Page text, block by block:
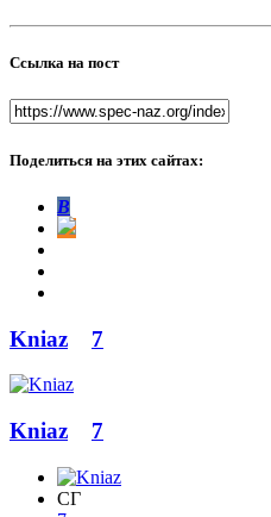
Ссылка на пост
Поделиться на этих сайтах:
В
Kniaz 7
Kniaz 7
СГ